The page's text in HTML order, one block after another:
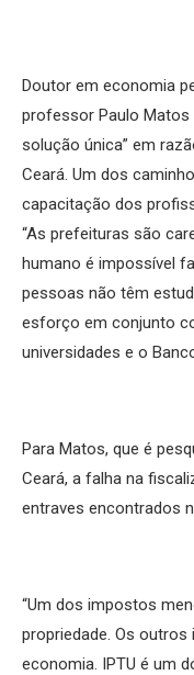
Doutor em economia
professor Paulo Matos
solução única” em
Ceará. Um dos
capacitação dos
“As prefeituras são
humano é impossível
pessoas não têm
esforço em conjunto
universidades e o
Para Matos, que é
Ceará, a falha na
entraves encontrados
“Um dos impostos
propriedade. Os
economia. IPTU é um